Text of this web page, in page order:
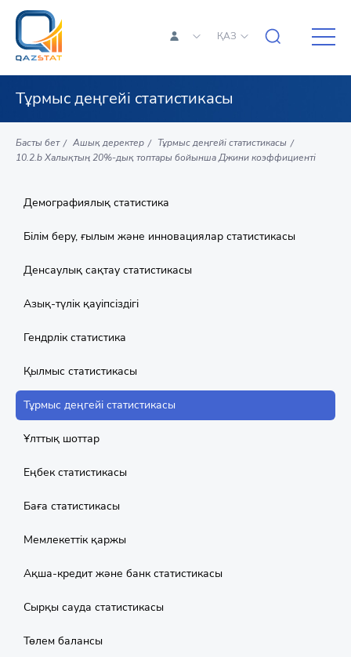
ҚАЗ
Тұрмыс деңгейі статистикасы
Басты бет Ашық деректер
Тұрмыс деңгейі статистикасы
10.2.b Халықтың 20%-дық топтары бойынша Джини коэффициенті
Демографиялық статистика
Білім беру, ғылым және инновациялар статистикасы
Денсаулық сақтау статистикасы
Азық-түлік қауіпсіздігі
Гендрлік статистика
Қылмыс статистикасы
Тұрмыс деңгейі статистикасы
Ұлттық шоттар
Еңбек статистикасы
Баға статистикасы
Мемлекеттік қаржы
Aқша-кредит және банк статистикасы
Сырқы сауда статистикасы
Төлем балансы